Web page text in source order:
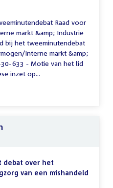
Raad voor
markt &amp; Industrie
bij het tweeminutendebat
Interne markt &amp;
633 - Motie van het lid
inzet op...
debat over het
van een mishandeld